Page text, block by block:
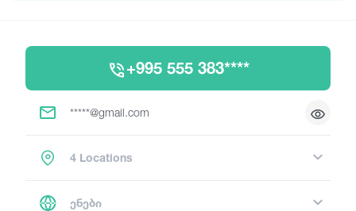
+995 555 383****
*****@gmail.com
4 Locations
ენები